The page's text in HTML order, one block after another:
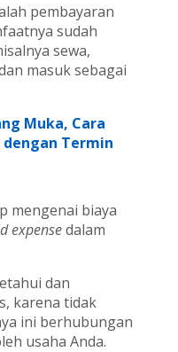
pembayaran
sudah
sewa,
masuk sebagai
Muka, Cara
dengan Termin
mengenai biaya
expensedalam
dan
karena tidak
ini berhubungan
usaha Anda.